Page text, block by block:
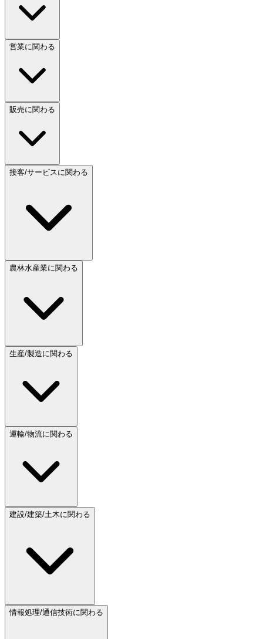
営業に関わる
販売に関わる
接客/サービスに関わる
農林水産業に関わる
生産/製造に関わる
運輸/物流に関わる
建設/建築/土木に関わる
情報処理/通信技術に関わる